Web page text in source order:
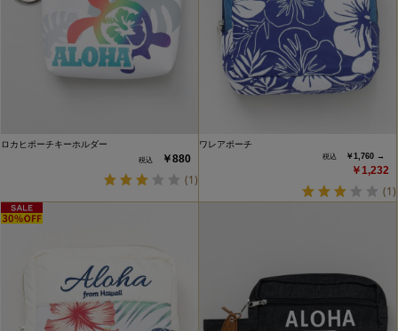
ロカヒポーチキーホルダー
￥880
(1)
ワレアポーチ
￥1,760 →
￥1,232
(1)